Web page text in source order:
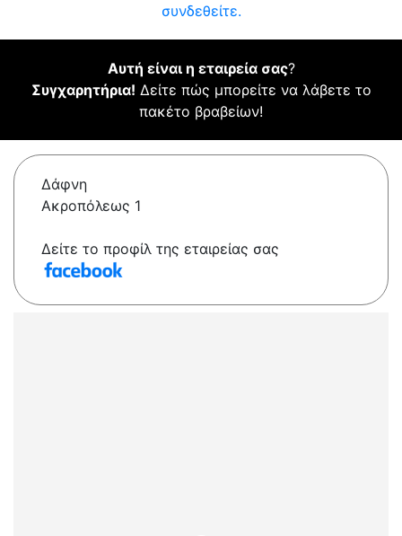
συνδεθείτε.
Αυτή είναι η εταιρεία σας?
Συγχαρητήρια! Δείτε πώς μπορείτε να λάβετε το
πακέτο βραβείων!
Δάφνη
Ακροπόλεως 1
Δείτε το προφίλ της εταιρείας σας